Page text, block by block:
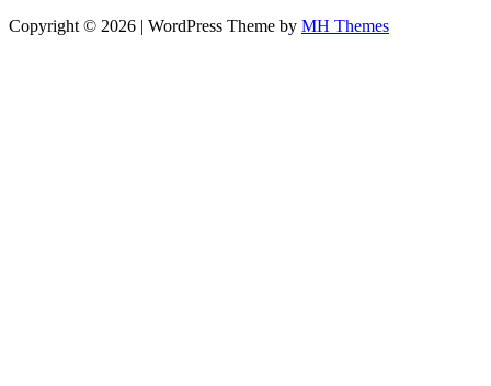
Copyright © 2026 | WordPress Theme by MH Themes